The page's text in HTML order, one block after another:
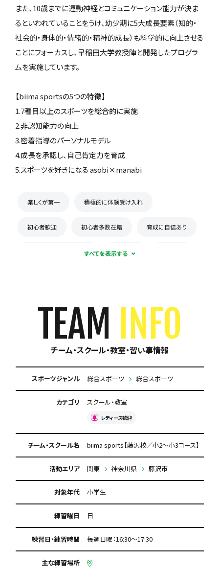
また、10歳までに運動神経とコミュニケーション能力が決ま
るといわれていることをうけ、幼少期に5大成長要素（知的・
社会的・身体的・情緒的・精神的成長）も科学的に向上させる
ことにフォーカスし、早稲田大学教授陣と開発したプログラ
ムを実施しています。
【biima sportsの5つの特徴】
1.7種目以上のスポーツを総合的に実施
2.非認知能力の向上
3.密着指導のパーソナルモデル
4.成長を承認し、自己肯定力を育成
5.スポーツを好きになる asobi×manabi
楽しくが第一 積極的に体験受け入れ
初心者歓迎 初心者多数在籍 育成に自信あり
コーチとの距離感が近い 少数精鋭
初回購入品あり 保護者の当番なし
TEAM INFO
チーム・スクール・教室・習い事情報
スポーツジャンル 総合スポーツ 総合スポーツ
カテゴリ スクール・教室
レディース歓迎
チーム・スクール名 biima sports【藤沢校／小2〜小3コース】
活動エリア 関東 神奈川県 藤沢市
対象年代 小学生
練習曜日 日
練習日・練習時間 毎週日曜：16:30〜17:30
主な練習場所